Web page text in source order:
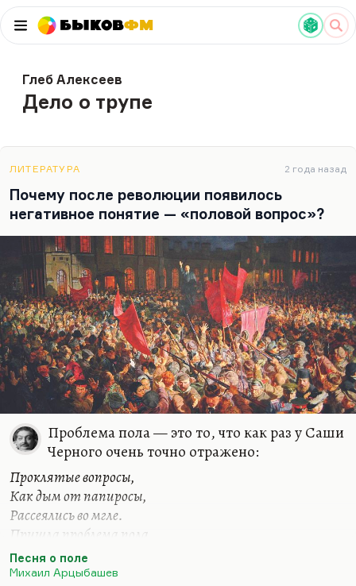
БыковФМ
Глеб Алексеев
Дело о трупе
ЛИТЕРАТУРА 2 года назад
Почему после революции появилось
негативное понятие — «половой вопрос»?
Проблема пола — это то, что как раз у Саши
Черного очень точно отражено:
Проклятые вопросы,
Как дым от папиросы,
Рассеялись во мгле.
Пришла проблема пола,
Румяная фефела,
И ржет навеселе.
Песня о поле
Михаил Арцыбашев